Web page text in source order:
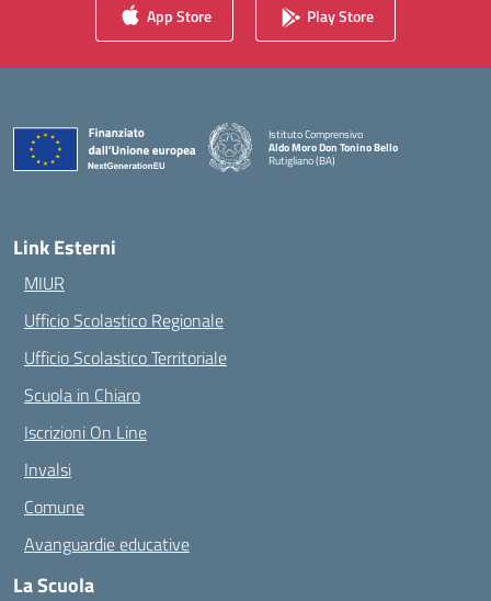
App Store Play Store
Istituto Comprensivo
Aldo Moro Don Tonino Bello
Rutigliano (BA)
— Visita la pagina iniziale della scuola
Link Esterni
MIUR
Ufficio Scolastico Regionale
Ufficio Scolastico Territoriale
Scuola in Chiaro
Iscrizioni On Line
Invalsi
Comune
Avanguardie educative
La Scuola